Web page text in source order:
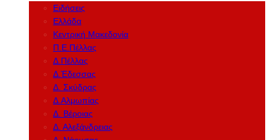
Ειδήσεις
Ελλάδα
Κεντρική Μακεδονία
Π.Ε.Πέλλας
Δ.Πέλλας
Δ.Έδεσσας
Δ. Σκύδρας
Δ.Αλμωπίας
Δ. Βέροιας
Δ. Αλεξάνδρειας